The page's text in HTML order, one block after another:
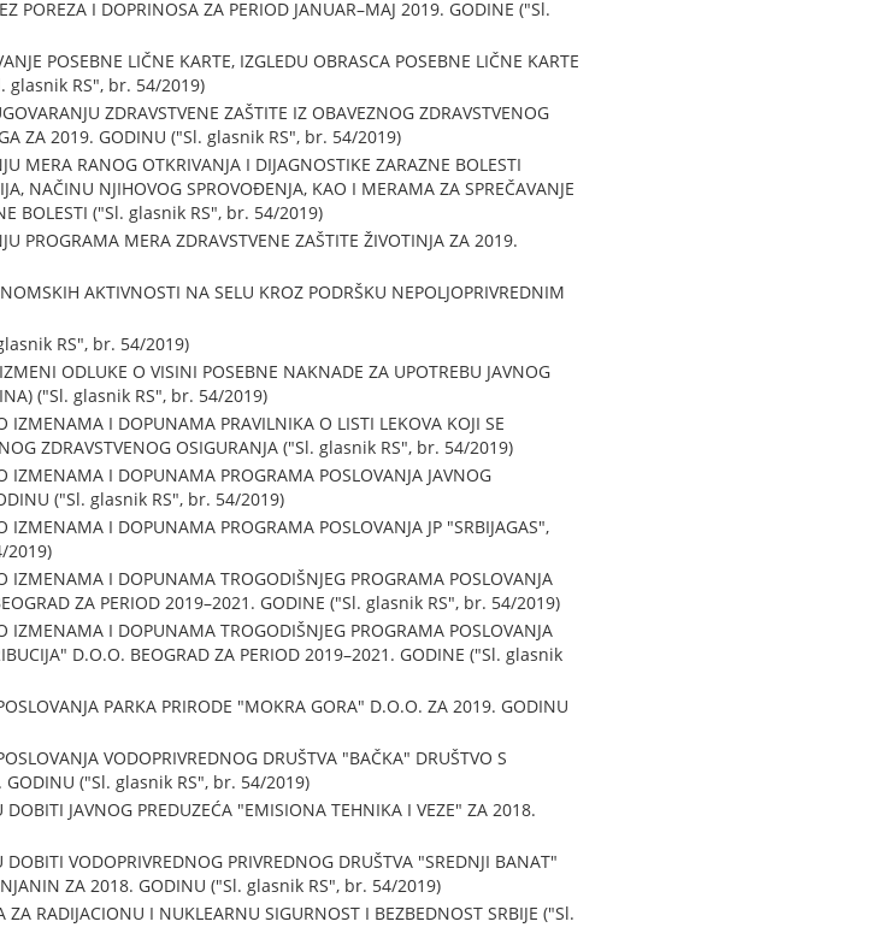
POREZA I DOPRINOSA ZA PERIOD JANUAR–MAJ 2019. GODINE ("Sl.
POSEBNE LIČNE KARTE, IZGLEDU OBRASCA POSEBNE LIČNE KARTE
glasnik RS", br. 54/2019)
ZDRAVSTVENE ZAŠTITE IZ OBAVEZNOG ZDRAVSTVENOG
ZA 2019. GODINU ("Sl. glasnik RS", br. 54/2019)
MERA RANOG OTKRIVANJA I DIJAGNOSTIKE ZARAZNE BOLESTI
NAČINU NJIHOVOG SPROVOĐENJA, KAO I MERAMA ZA SPREČAVANJE
BOLESTI ("Sl. glasnik RS", br. 54/2019)
PROGRAMA MERA ZDRAVSTVENE ZAŠTITE ŽIVOTINJA ZA 2019.
AKTIVNOSTI NA SELU KROZ PODRŠKU NEPOLJOPRIVREDNIM
RS", br. 54/2019)
ODLUKE O VISINI POSEBNE NAKNADE ZA UPOTREBU JAVNOG
("Sl. glasnik RS", br. 54/2019)
IZMENAMA I DOPUNAMA PRAVILNIKA O LISTI LEKOVA KOJI SE
ZDRAVSTVENOG OSIGURANJA ("Sl. glasnik RS", br. 54/2019)
IZMENAMA I DOPUNAMA PROGRAMA POSLOVANJA JAVNOG
("Sl. glasnik RS", br. 54/2019)
IZMENAMA I DOPUNAMA PROGRAMA POSLOVANJA JP "SRBIJAGAS",
2019)
IZMENAMA I DOPUNAMA TROGODIŠNJEG PROGRAMA POSLOVANJA
ZA PERIOD 2019–2021. GODINE ("Sl. glasnik RS", br. 54/2019)
IZMENAMA I DOPUNAMA TROGODIŠNJEG PROGRAMA POSLOVANJA
D.O.O. BEOGRAD ZA PERIOD 2019–2021. GODINE ("Sl. glasnik
PARKA PRIRODE "MOKRA GORA" D.O.O. ZA 2019. GODINU
VODOPRIVREDNOG DRUŠTVA "BAČKA" DRUŠTVO S
GODINU ("Sl. glasnik RS", br. 54/2019)
DOBITI JAVNOG PREDUZEĆA "EMISIONA TEHNIKA I VEZE" ZA 2018.
VODOPRIVREDNOG PRIVREDNOG DRUŠTVA "SREDNJI BANAT"
ZA 2018. GODINU ("Sl. glasnik RS", br. 54/2019)
RADIJACIONU I NUKLEARNU SIGURNOST I BEZBEDNOST SRBIJE ("Sl.